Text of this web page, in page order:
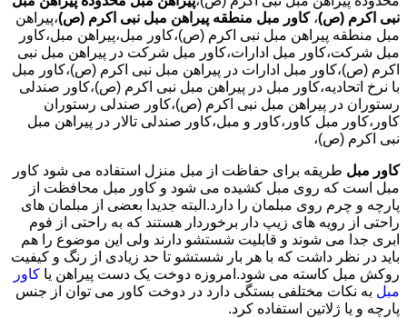
نبی اکرم (ص)، کاور مبل منطقه پیراهن مبل نبی اکرم (ص)،پیراهن
مبل منطقه پیراهن مبل نبی اکرم (ص)،کاور مبل،پیراهن مبل،کاور
مبل شرکت،کاور مبل ادارات،کاور مبل شرکت در پیراهن مبل نبی
اکرم (ص)،کاور مبل ادارات در پیراهن مبل نبی اکرم (ص)،کاور مبل
با نرخ اتحادیه،کاور مبل در پیراهن مبل نبی اکرم (ص)،کاور صندلی
رستوران در پیراهن مبل نبی اکرم (ص)،کاور صندلی رستوران
کاور،کاور مبل کاور،کاور و مبل،کاور صندلی تالار در پیراهن مبل
نبی اکرم (ص)،
کاور مبل طریقه برای حفاظت از مبل منزل استفاده می شود کاور
مبل است که روی مبل کشیده می شود و کاور مبل محافظت از
پارچه و چرم روی مبلمان را دارد.البته جدیدا بعضی از مبلمان های
راحتی از رویه های زیپ دار برخوردار هستند که به راحتی از فوم
ابری جدا می شوند و قابلیت شستشو دارند ولی این موضوع را هم
باید در نظر داشت که با هر بار شستشو تا حد زیادی از رنگ و کیفیت
روکش مبل کاسته می شود.امروزه دوخت یک دست پیراهن یا کاور
مبل به نکات مختلفی بستگی دارد در دوخت کاور می توان از جنس
پارچه و یا ژلاتین استفاده کرد.